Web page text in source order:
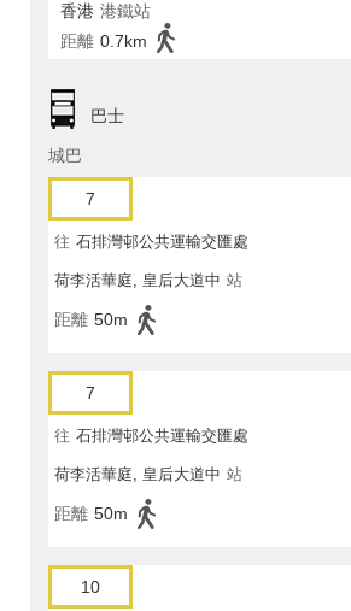
香港 港鐵站
距離 0.7km
巴士
城巴
7
往 石排灣邨公共運輸交匯處
荷李活華庭, 皇后大道中 站
距離 50m
7
往 石排灣邨公共運輸交匯處
荷李活華庭, 皇后大道中 站
距離 50m
10